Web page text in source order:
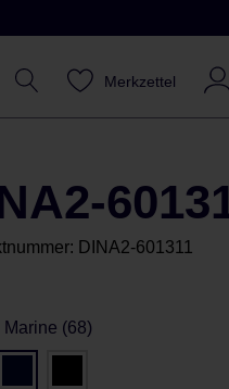
Merkzettel
DINA2-601311
Marine (68)